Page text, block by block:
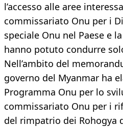
l’accesso alle aree
commissariato Onu per i
speciale Onu nel Paese e
hanno potuto condurre
Nell’ambito del
governo del Myanmar ha
Programma Onu per lo
commissariato Onu per i
del rimpatrio dei Rohogya